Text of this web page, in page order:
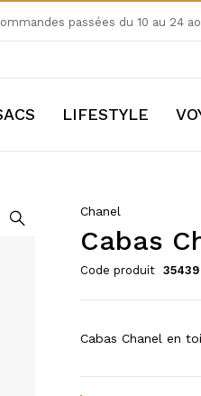
passées du 10 au 24
LIFESTYLE
Chanel
Cabas
Code produit 35439
Cabas Chanel en